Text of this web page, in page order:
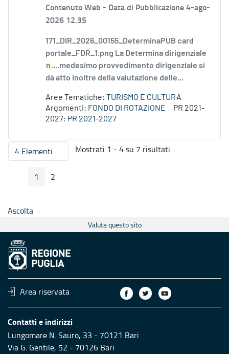
Contenuto Web - Data di Pubblicazione 4-ago-
2026 12.35
171_DIR_2026_00155_DeterminaPUB card
portale_FDR_1.png La Determina dirigenziale
n....medesimo provvedimento dirigenziale si
dà atto inoltre della valutazione delle...
Aree Tematiche: TURISMO E CULTURA
Argomenti: FONDO DI ROTAZIONE
PR 2021-
2027: PR 2021-2027
4 ElementiPer pagina
Mostrati 1 - 4 su 7 risultati.
Pagina Precedente
Pagina
1 Pagina
2
Ascolta
Valuta questo sito
Area riservata
Contatti e indirizzi
Lungomare N. Sauro, 33 - 70121 Bari
Via G. Gentile, 52 - 70126 Bari